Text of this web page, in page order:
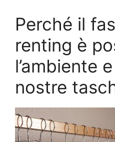
Perché il
renting è
l’ambiente
nostre